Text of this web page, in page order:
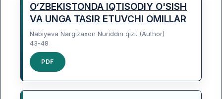
O‘ZBEKISTONDA IQTISODIY O'SISH
VA UNGA TASIR ETUVCHI OMILLAR
Nabiyeva Nargizaxon Nuriddin qizi. (Author)
43-48
PDF